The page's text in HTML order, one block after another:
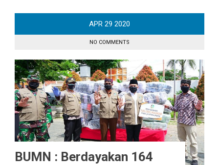
APR 29 2020
NO COMMENTS
BUMN : Berdayakan 164